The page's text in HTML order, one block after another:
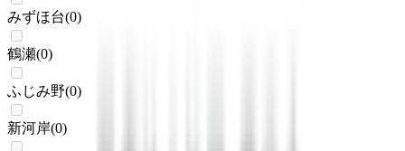
みずほ台(0)
鶴瀬(0)
ふじみ野(0)
新河岸(0)